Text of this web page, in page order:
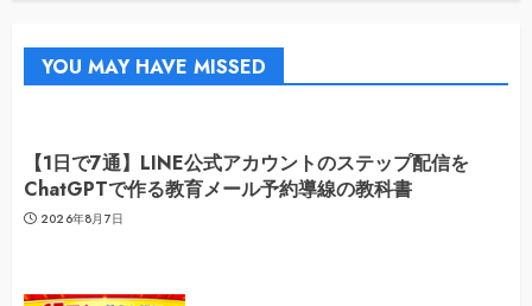
YOU MAY HAVE MISSED
【1日で7通】LINE公式アカウントのステップ配信を
ChatGPTで作る教育メール予約導線の教科書
2026年8月7日